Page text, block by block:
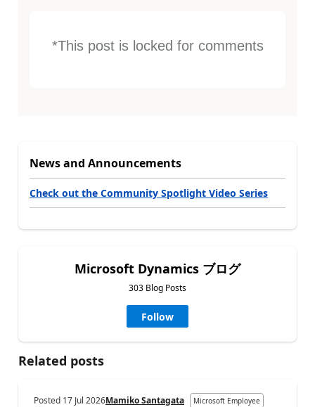
*This post is locked for comments
News and Announcements
Check out the Community Spotlight Video Series
Microsoft Dynamics ブログ
303 Blog Posts
Follow
Related posts
Posted 17 Jul 2026Mamiko Santagata Microsoft Employee